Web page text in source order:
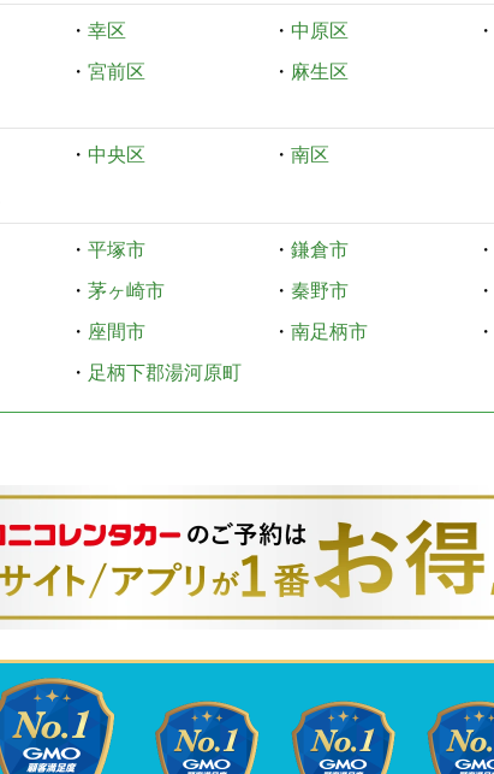
・ 幸区 ・ 中原区 ・
・ 宮前区 ・ 麻生区
・ 中央区 ・ 南区
・ 平塚市 ・ 鎌倉市 ・
・ 茅ヶ崎市 ・ 秦野市 ・
・ 座間市 ・ 南足柄市 ・
・ 足柄下郡湯河原町